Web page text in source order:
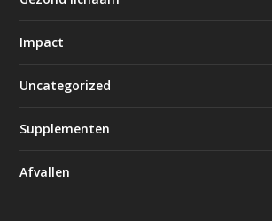
Impact
Uncategorized
Supplementen
Afvallen